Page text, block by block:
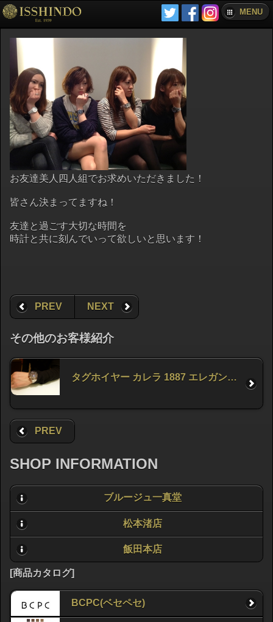
MENU
お友達美人四人組でお求めいただきました！
皆さん決まってますね！
友達と過ごす大切な時間を
時計と共に刻んでいって欲しいと思います！
PREV NEXT
その他のお客様紹介
タグホイヤー カレラ 1887 エレガンスをお求め頂きました。
PREV
SHOP INFORMATION
ブルージュ一真堂
松本渚店
飯田本店
[商品カタログ]
BCPC(ベセペセ)